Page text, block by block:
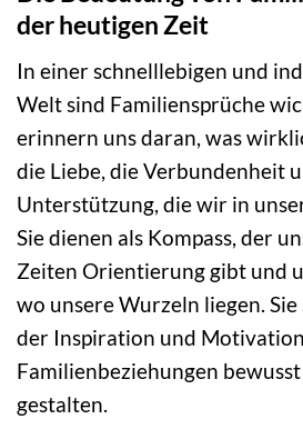
der heutigen Zeit
In einer schnelllebigen und
Welt sind Familiensprüche
erinnern uns daran, was
die Liebe, die Verbundenheit
Unterstützung, die wir in
Sie dienen als Kompass, der
Zeiten Orientierung gibt und
wo unsere Wurzeln liegen.
der Inspiration und
Familienbeziehungen
gestalten.